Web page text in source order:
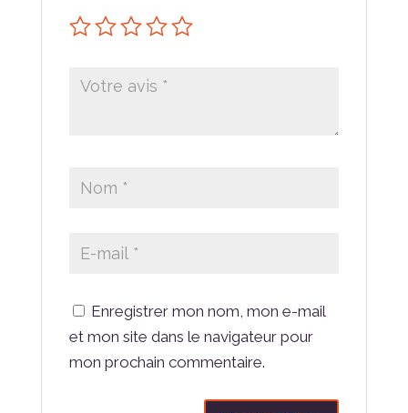
Enregistrer mon nom, mon e-mail
et mon site dans le navigateur pour
mon prochain commentaire.